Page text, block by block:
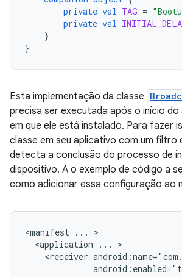
private val TAG =
private val
}
}
Esta implementação da classe
precisa ser executada após o início do
em que ele está instalado. Para fazer
classe em seu aplicativo com um filtro
detecta a conclusão do processo de
dispositivo. A o exemplo de código a
como adicionar essa configuração ao
<manifest ...
<application
...
<receiver